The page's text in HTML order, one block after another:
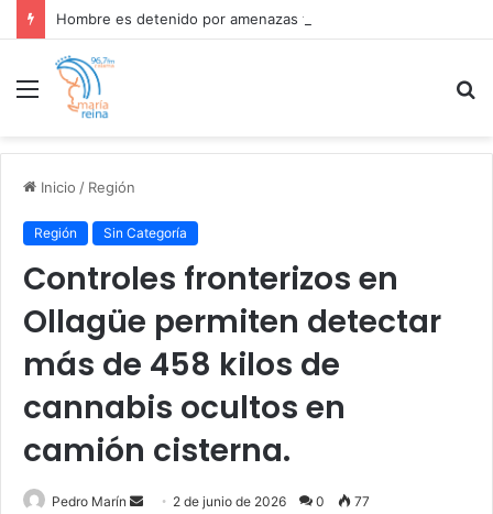
Menú
Inicio / Región
Región Sin Categoría
Controles fronterizos en
Ollagüe permiten detectar
más de 458 kilos de
cannabis ocultos en
camión cisterna.
Pedro Marín
Send 2 de junio de 2026 0 77